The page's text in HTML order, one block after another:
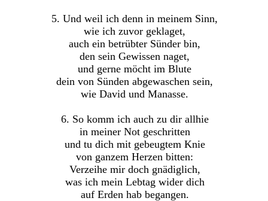
5. Und weil ich denn in meinem Sinn,
wie ich zuvor geklaget,
auch ein betrübter Sünder bin,
den sein Gewissen naget,
und gerne möcht im Blute
dein von Sünden abgewaschen sein,
wie David und Manasse.
6. So komm ich auch zu dir allhie
in meiner Not geschritten
und tu dich mit gebeugtem Knie
von ganzem Herzen bitten:
Verzeihe mir doch gnädiglich,
was ich mein Lebtag wider dich
auf Erden hab begangen.